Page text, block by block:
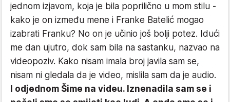
jednom izjavom, koja je bila poprilično u mom stilu -
kako je on između mene i Franke Batelić mogao
izabrati Franku? No on je učinio još bolji potez. Idući
me dan ujutro, dok sam bila na sastanku, nazvao na
videopoziv. Kako nisam imala broj javila sam se,
nisam ni gledala da je video, mislila sam da je audio.
I odjednom Šime na videu. Iznenadila sam se i